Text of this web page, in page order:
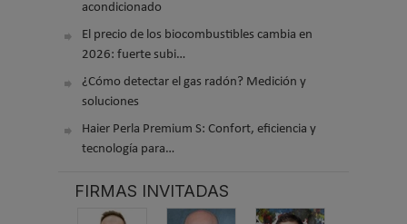
acondicionado
El precio de los biocombustibles cambia en
2026: fuerte subi…
¿Cómo detectar el gas radón? Medición y
soluciones
Haier Perla Premium S: Confort, eficiencia y
tecnología para…
FIRMAS INVITADAS